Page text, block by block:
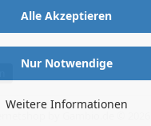
Alle Akzeptieren
Nur Notwendige
Weitere Informationen